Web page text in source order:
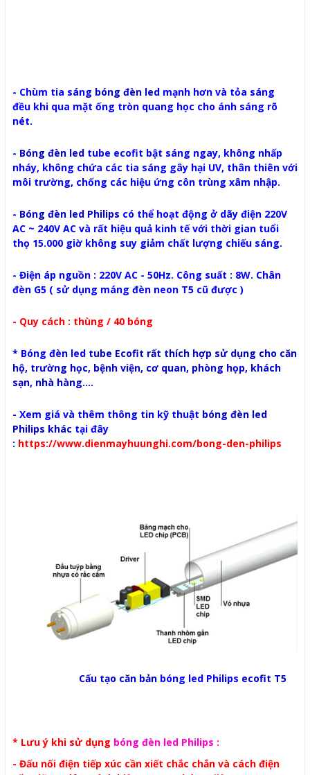
- Chùm tia sáng bóng đèn led mạnh hơn và tỏa sáng
đều khi qua mặt ống tròn quang học cho ánh sáng rõ
nét.
- Bóng đèn led tube ecofit bật sáng ngay, không nhấp
nháy, không chứa các tia sáng gây hại UV, thân thiên với
môi trường, chống các hiệu ứng côn trùng xâm nhập.
- Bóng đèn led Philips có thể hoạt động ở dãy điện 220V
AC ~ 240V AC và rất hiệu quả kinh tế với thời gian tuổi
thọ 15.000 giờ không suy giảm chất lượng chiếu sáng.
- Điện áp nguồn : 220V AC - 50Hz. Công suất : 8W. Chân
đèn G5 ( sử dụng máng đèn neon T5 cũ được )
- Quy cách : thùng / 40 bóng
* Bóng đèn led tube Ecofit rất thích hợp sử dụng cho căn
hộ, trường học, bệnh viện, cơ quan, phòng họp, khách
sạn, nhà hàng....
- Xem giá và thêm thông tin kỹ thuật bóng đèn led
Philips khác tại đây
: https://www.dienmayhuunghi.com/bong-den-philips
Cấu tạo căn bản bóng led Philips ecofit T5
* Lưu ý khi sử dụng bóng đèn led Philips :
- Đấu nối điện tiếp xúc cần xiết chắc chắn và cách điện